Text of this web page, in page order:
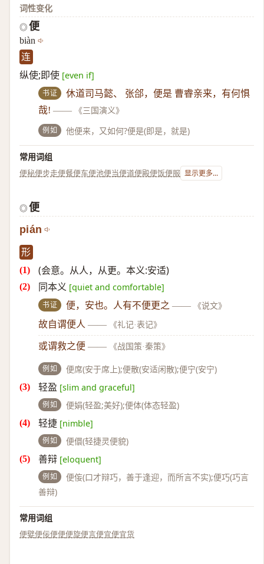
词性变化
◎ 便
biàn
连
纵使;即使 [even if]
书证
休道司马懿、 张郃，便是 曹睿亲来，有何惧
哉! —— 《三国演义》
例如 他便来，又如何?便是(即是，就是)
常用词组
便秘便步走便餐便车便池便当便道便殿便饭便服 显示更多...
◎ 便
pián
形
(会意。从人，从更。本义:安适)
同本义 [quiet and comfortable]
书证 便，安也。人有不便更之 —— 《说文》
故自谓便人 —— 《礼记·表记》
或谓救之便 —— 《战国策·秦策》
例如 便席(安于席上);便散(安适闲散);便宁(安宁)
轻盈 [slim and graceful]
例如 便娟(轻盈;美好);便体(体态轻盈)
轻捷 [nimble]
例如 便儇(轻捷灵便貌)
善辩 [eloquent]
例如
便侫(口才辩巧，善于逢迎，而所言不实);便巧(巧言
善辩)
常用词组
便嬖便佞便便便旋便言便宜便宜货